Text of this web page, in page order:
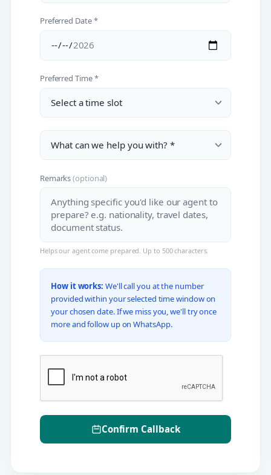
Preferred Date *
Preferred Time *
Remarks(optional)
Helps our agent come prepared. Up to 500 characters.
How it works: We'll call you at the number
provided within your selected time window on
your chosen date. If we miss you, we'll try once
more and follow up on WhatsApp.
Confirm Callback